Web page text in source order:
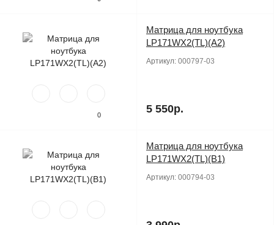
0
Матрица для ноутбука
LP171WX2(TL)(A2)
Артикул: 000797-03
5 550р.
Матрица для ноутбука
LP171WX2(TL)(B1)
Артикул: 000794-03